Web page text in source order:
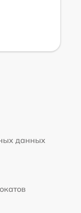
данных